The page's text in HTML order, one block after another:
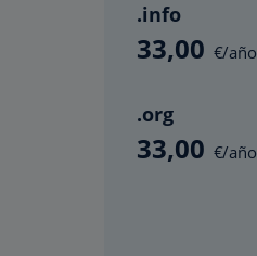
.info
33,00 €/año
.org
33,00 €/año